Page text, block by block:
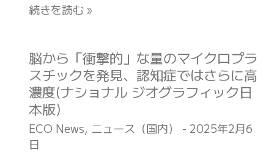
害
の
マ
ラ
ウ
イ
(47NEWS)
構
に
向
け
て
欧
州
企
え
い
る、
し
か
し
東
続きを読む »
脳から「衝撃的」な量のマイクロプラ
スチックを発見、認知症ではさらに高
濃度(ナショナル ジオグラフィック日
本版)
ECO News, ニュース（国内） - 2025年2月6
日
脳
か
ら
「衝
撃
的」